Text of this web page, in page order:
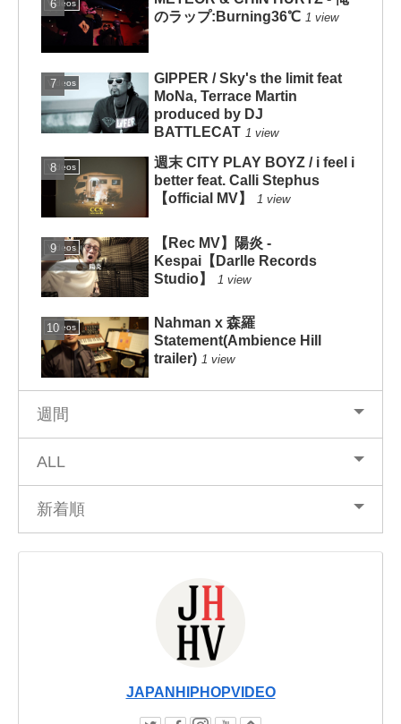
Videos
のラップ:Burning36℃ 1 view
Videos
GIPPER / Sky's the limit feat
MoNa, Terrace Martin
produced by DJ
BATTLECAT 1 view
Videos
週末 CITY PLAY BOYZ / i feel i
better feat. Calli Stephus
【official MV】
1 view
Videos
【Rec MV】陽炎 -
Kespai【Darlle Records
Studio】
1 view
Videos
Nahman x 森羅
Statement(Ambience Hill
trailer) 1 view
週間
ALL
新着順
JAPANHIPHOPVIDEO